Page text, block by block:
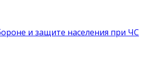
и защите населения при ЧС